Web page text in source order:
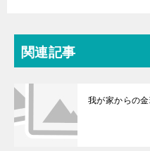
関連記事
我が家からの